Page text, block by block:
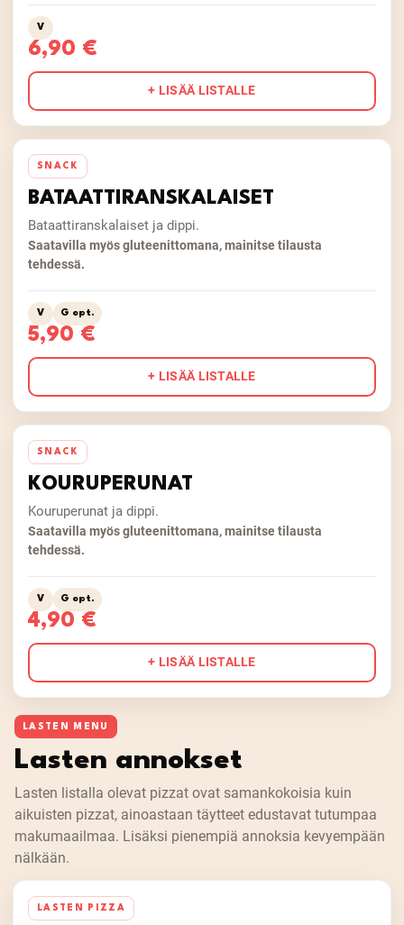
V
6,90 €
+ LISÄÄ LISTALLE
SNACK
BATAATTIRANSKALAISET
Bataattiranskalaiset ja dippi.
Saatavilla myös gluteenittomana, mainitse tilausta
tehdessä.
V G opt.
5,90 €
+ LISÄÄ LISTALLE
SNACK
KOURUPERUNAT
Kouruperunat ja dippi.
Saatavilla myös gluteenittomana, mainitse tilausta
tehdessä.
V G opt.
4,90 €
+ LISÄÄ LISTALLE
LASTEN MENU
Lasten annokset
Lasten listalla olevat pizzat ovat samankokoisia kuin
aikuisten pizzat, ainoastaan täytteet edustavat tutumpaa
makumaailmaa. Lisäksi pienempiä annoksia kevyempään
nälkään.
LASTEN PIZZA